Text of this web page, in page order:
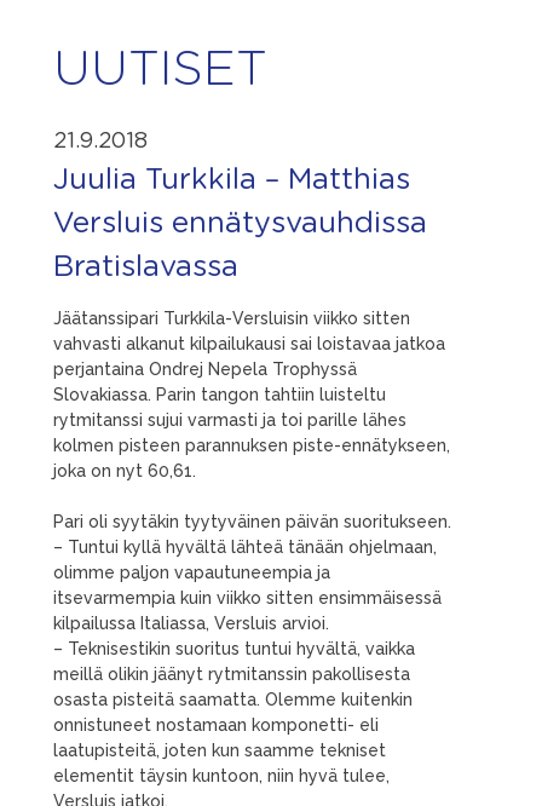
UUTISET
21.9.2018
Juulia Turkkila – Matthias
Versluis ennätysvauhdissa
Bratislavassa
Jäätanssipari Turkkila-Versluisin viikko sitten
vahvasti alkanut kilpailukausi sai loistavaa jatkoa
perjantaina Ondrej Nepela Trophyssä
Slovakiassa. Parin tangon tahtiin luisteltu
rytmitanssi sujui varmasti ja toi parille lähes
kolmen pisteen parannuksen piste-ennätykseen,
joka on nyt 60,61.
Pari oli syytäkin tyytyväinen päivän suoritukseen.
– Tuntui kyllä hyvältä lähteä tänään ohjelmaan,
olimme paljon vapautuneempia ja
itsevarmempia kuin viikko sitten ensimmäisessä
kilpailussa Italiassa, Versluis arvioi.
– Teknisestikin suoritus tuntui hyvältä, vaikka
meillä olikin jäänyt rytmitanssin pakollisesta
osasta pisteitä saamatta. Olemme kuitenkin
onnistuneet nostamaan komponetti- eli
laatupisteitä, joten kun saamme tekniset
elementit täysin kuntoon, niin hyvä tulee,
Versluis jatkoi.